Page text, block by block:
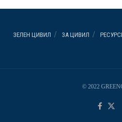
ЗЕЛЕН ЦИВИЛ ЗА ЦИВИЛ
© 2022